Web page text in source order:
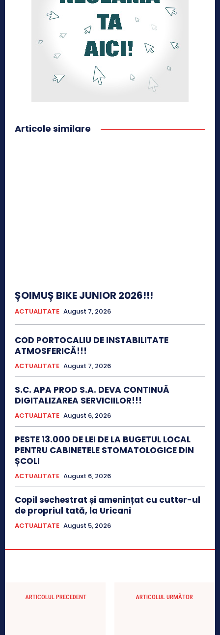
Articole similare
ȘOIMUȘ BIKE JUNIOR 2026!!!
ACTUALITATE August 7, 2026
COD PORTOCALIU DE INSTABILITATE
ATMOSFERICĂ!!!
ACTUALITATE August 7, 2026
S.C. APA PROD S.A. DEVA CONTINUĂ
DIGITALIZAREA SERVICIILOR!!!
ACTUALITATE August 6, 2026
PESTE 13.000 DE LEI DE LA BUGETUL LOCAL
PENTRU CABINETELE STOMATOLOGICE DIN
ȘCOLI
ACTUALITATE August 6, 2026
Copil sechestrat și amenințat cu cutter-ul
de propriul tată, la Uricani
ACTUALITATE August 5, 2026
ARTICOLUL PRECEDENT ARTICOLUL URMĂTOR